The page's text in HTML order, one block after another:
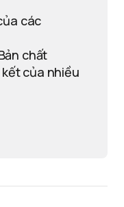
các
chất
kết của nhiều